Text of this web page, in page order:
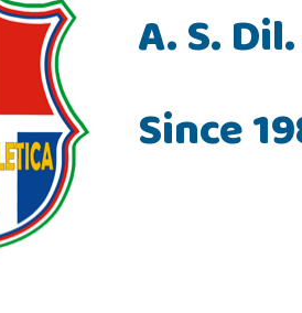
A. S.
Since